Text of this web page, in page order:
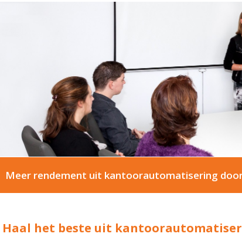
Meer rendement uit kantoorautomatisering
Haal het beste uit